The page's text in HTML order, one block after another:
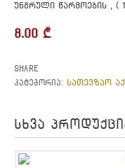
უნგრული წარმოების , (
8.00 ₾
Share
კატეგორია: სათევზაო
სხვა